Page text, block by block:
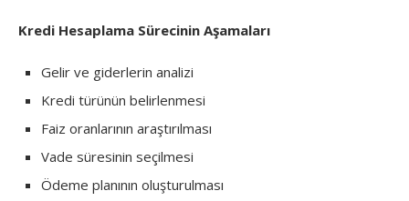
Kredi Hesaplama Sürecinin Aşamaları
Gelir ve giderlerin analizi
Kredi türünün belirlenmesi
Faiz oranlarının araştırılması
Vade süresinin seçilmesi
Ödeme planının oluşturulması